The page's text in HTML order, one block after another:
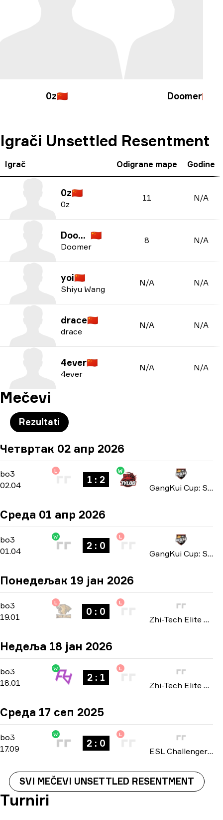
0z🇨🇳 Doomer🇨🇳
Igrači Unsettled Resentment
Igrač Odigrane mape Godine
0z🇨🇳
0z
11 N/A
Doomer 🇨🇳
Doomer
8 N/A
yoi🇨🇳
Shiyu Wang
N/A N/A
drace🇨🇳
drace
N/A N/A
4ever🇨🇳
4ever
N/A N/A
Mečevi
Rezultati
Четвртак 02 апр 2026
bo3 -bo3
02.04
L
1 : 2
W
GangKui Cup: Season 2 2026
Среда 01 апр 2026
bo3 -bo3
01.04
W
2 : 0
L
GangKui Cup: Season 2 2026
Понедељак 19 јан 2026
bo3 -bo3
19.01
L
0 : 0
L
Zhi-Tech Elite Masters: Closed Qualifier 2026
Недеља 18 јан 2026
bo3 -bo3
18.01
W
2 : 1
L
Zhi-Tech Elite Masters: Closed Qualifier 2026
Среда 17 сеп 2025
bo3 -bo3
17.09
W
2 : 0
L
ESL Challenger League: Asia-Pacific Cup #2 2025
SVI MEČEVI UNSETTLED RESENTMENT
Turniri